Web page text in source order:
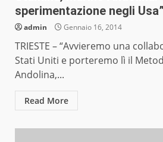
sperimentazione negli Usa”
admin Gennaio 16, 2014
TRIESTE – “Avvieremo una
Stati Uniti e porteremo lì il
Andolina,...
Read More